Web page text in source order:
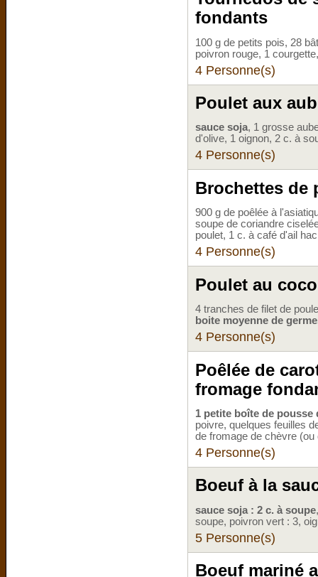
fondants
100 g de petits pois, 28
poivron rouge, 1
4 Personne(s)
Poulet aux
sauce soja, 1 grosse
d'olive, 1 oignon, 2 c. à
4 Personne(s)
Brochettes de
900 g de poêlée à
soupe de coriandre
poulet, 1 c. à café d'ail
4 Personne(s)
Poulet au
4 tranches de filet de
boite moyenne de
4 Personne(s)
Poêlée de
fromage
1 petite boîte de pousse
poivre, quelques feuilles
de fromage de chèvre
4 Personne(s)
Boeuf à la
sauce soja : 2 c. à soupe
soupe, poivron vert : 3,
5 Personne(s)
Boeuf mariné